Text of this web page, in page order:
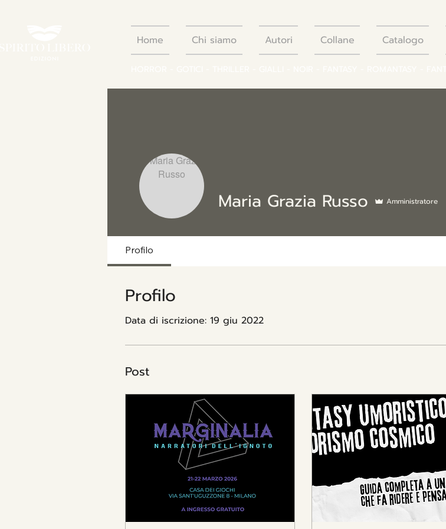
Home Chi siamo Autori Collane Catalogo
Maria Grazia Russo Amministratore
Profilo
Profilo
Data di iscrizione: 19 giu 2022
Post